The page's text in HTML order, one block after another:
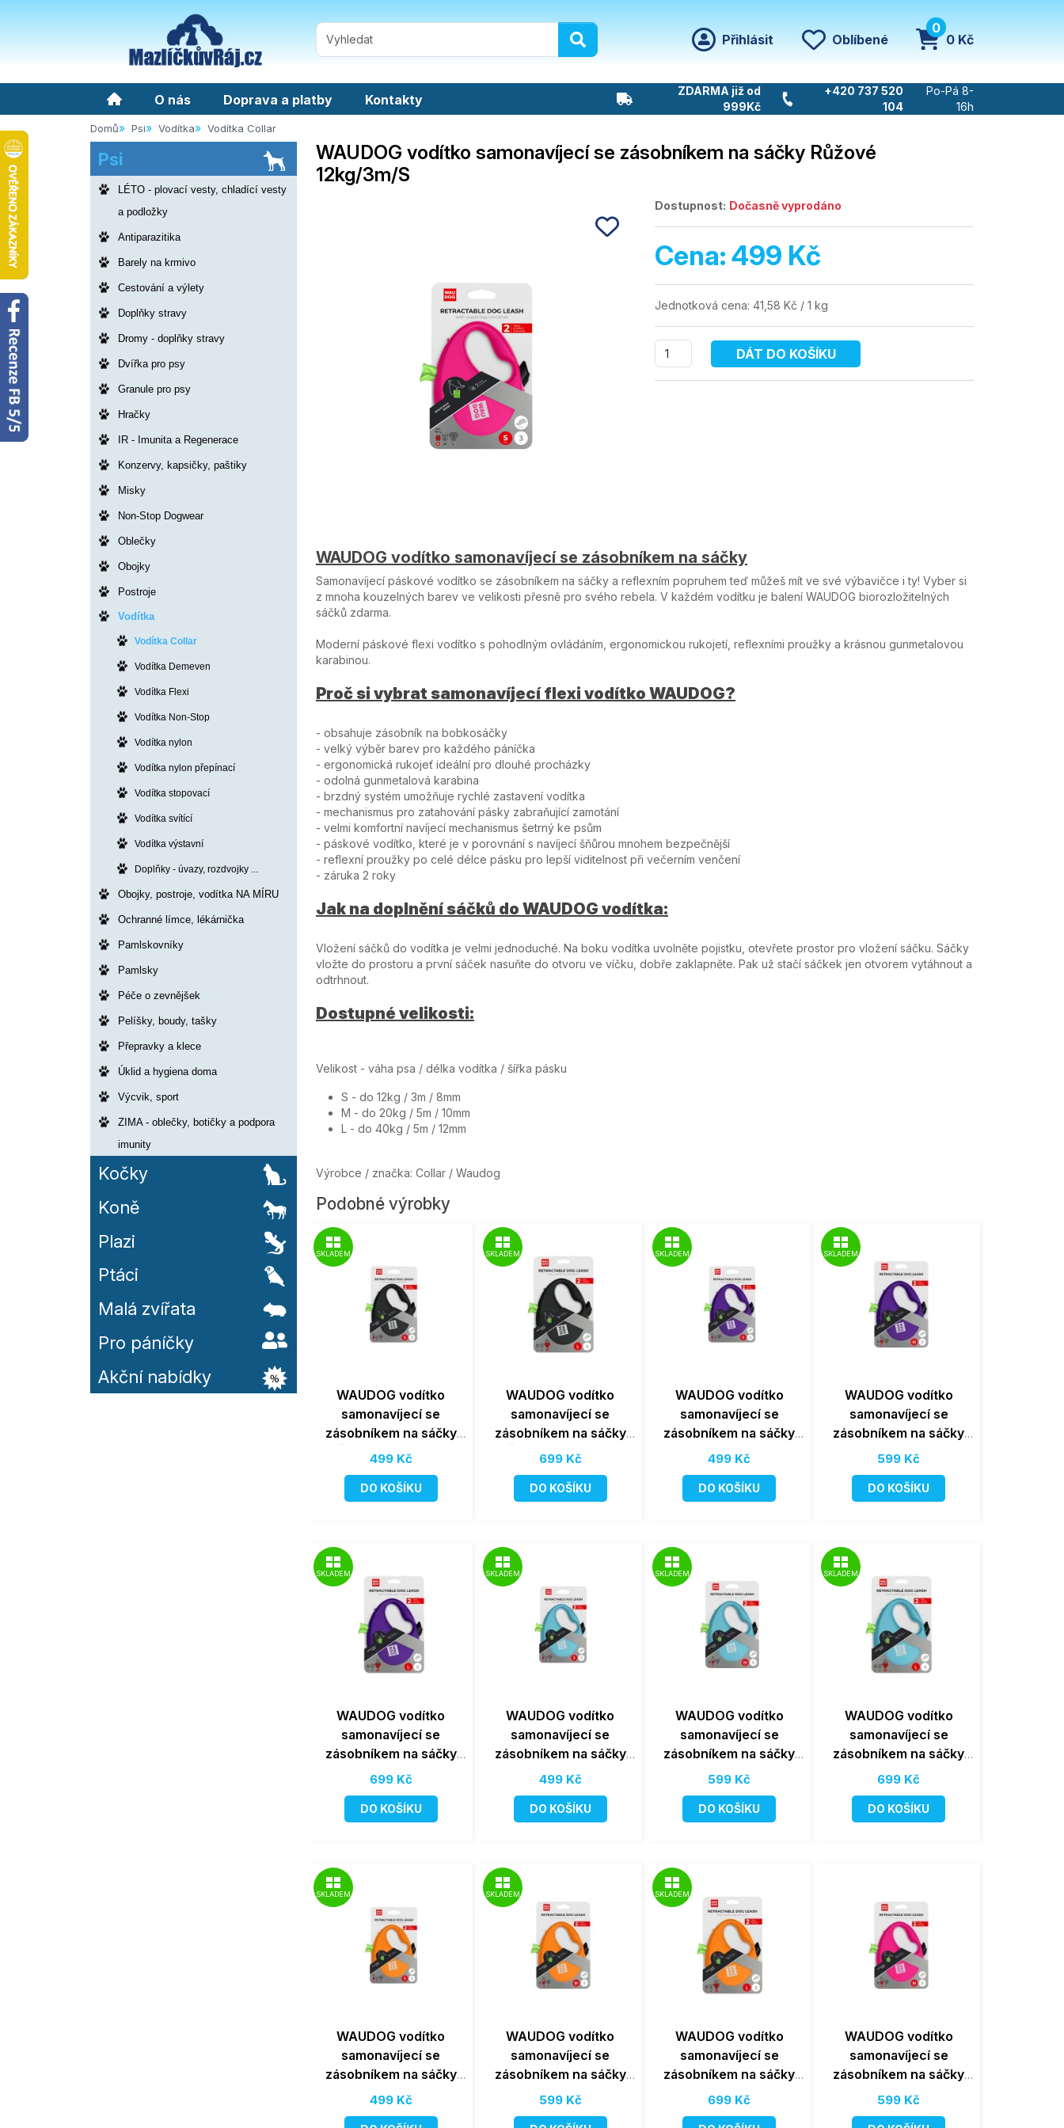
Přihlásit Oblíbené
0
0 Kč
O nás Doprava a platby Kontakty
ZDARMA již od
999Kč
+420 737 520
104
Po-Pá 8-
16h
Domů Psi Vodítka Vodítka Collar
Psi
LÉTO - plovací vesty, chladící vesty
a podložky
Antiparazitika
Barely na krmivo
Cestování a výlety
Doplňky stravy
Dromy - doplňky stravy
Dvířka pro psy
Granule pro psy
Hračky
IR - Imunita a Regenerace
Konzervy, kapsičky, paštiky
Misky
Non-Stop Dogwear
Oblečky
Obojky
Postroje
Vodítka
Vodítka Collar
Vodítka Demeven
Vodítka Flexi
Vodítka Non-Stop
Vodítka nylon
Vodítka nylon přepínací
Vodítka stopovací
Vodítka svítící
Vodítka výstavní
Doplňky - úvazy, rozdvojky ...
Obojky, postroje, vodítka NA MÍRU
Ochranné límce, lékárnička
Pamlskovníky
Pamlsky
Péče o zevnějšek
Pelíšky, boudy, tašky
Přepravky a klece
Úklid a hygiena doma
Výcvik, sport
ZIMA - oblečky, botičky a podpora
imunity
Kočky
Koně
Plazi
Ptáci
Malá zvířata
Pro páníčky
Akční nabídky
WAUDOG vodítko samonavíjecí se zásobníkem na sáčky Růžové
12kg/3m/S
Dostupnost: Dočasně vyprodáno
Cena:499 Kč
Jednotková cena: 41,58 Kč / 1 kg
DÁT DO KOŠÍKU
WAUDOG vodítko samonavíjecí se zásobníkem na sáčky
Samonavíjecí páskové vodítko se zásobníkem na sáčky a reflexním popruhem teď můžeš mít ve své výbavičce i ty! Vyber si
z mnoha kouzelných barev ve velikosti přesně pro svého rebela. V každém vodítku je balení WAUDOG biorozložitelných
sáčků zdarma.
Moderní páskové flexi vodítko s pohodlným ovládáním, ergonomickou rukojetí, reflexními proužky a krásnou gunmetalovou
karabinou.
Proč si vybrat samonavíjecí flexi vodítko WAUDOG?
- obsahuje zásobník na bobkosáčky
- velký výběr barev pro každého páníčka
- ergonomická rukojeť ideální pro dlouhé procházky
- odolná gunmetalová karabina
- brzdný systém umožňuje rychlé zastavení vodítka
- mechanismus pro zatahování pásky zabraňující zamotání
- velmi komfortní navíjecí mechanismus šetrný ke psům
- páskové vodítko, které je v porovnání s navíjecí šňůrou mnohem bezpečnější
- reflexní proužky po celé délce pásku pro lepší viditelnost při večerním venčení
- záruka 2 roky
Jak na doplnění sáčků do WAUDOG vodítka:
Vložení sáčků do vodítka je velmi jednoduché. Na boku vodítka uvolněte pojistku, otevřete prostor pro vložení sáčku. Sáčky
vložte do prostoru a první sáček nasuňte do otvoru ve víčku, dobře zaklapněte. Pak už stačí sáčkek jen otvorem vytáhnout a
odtrhnout.
Dostupné velikosti:
Velikost - váha psa / délka vodítka / šířka pásku
S - do 12kg / 3m / 8mm
M - do 20kg / 5m / 10mm
L - do 40kg / 5m / 12mm
Výrobce / značka: Collar / Waudog
Podobné výrobky
SKLADEM
WAUDOG vodítko
samonavíjecí se
zásobníkem na sáčky
Černé 12kg/3m/S
499 Kč
DO KOŠÍKU
SKLADEM
WAUDOG vodítko
samonavíjecí se
zásobníkem na sáčky
Černé 40kg/5m/L
699 Kč
DO KOŠÍKU
SKLADEM
WAUDOG vodítko
samonavíjecí se
zásobníkem na sáčky
Fialové 12kg/3m/S
499 Kč
DO KOŠÍKU
SKLADEM
WAUDOG vodítko
samonavíjecí se
zásobníkem na sáčky
Fialové 20kg/5m/M
599 Kč
DO KOŠÍKU
SKLADEM
WAUDOG vodítko
samonavíjecí se
zásobníkem na sáčky
Fialové 40kg/5m/L
699 Kč
DO KOŠÍKU
SKLADEM
WAUDOG vodítko
samonavíjecí se
zásobníkem na sáčky
Modré 12kg/3m/S
499 Kč
DO KOŠÍKU
SKLADEM
WAUDOG vodítko
samonavíjecí se
zásobníkem na sáčky
Modré 20kg/5m/M
599 Kč
DO KOŠÍKU
SKLADEM
WAUDOG vodítko
samonavíjecí se
zásobníkem na sáčky
Modré 40kg/5m/L
699 Kč
DO KOŠÍKU
SKLADEM
WAUDOG vodítko
samonavíjecí se
zásobníkem na sáčky
Oranžové 12kg/3m/S
499 Kč
SKLADEM
WAUDOG vodítko
samonavíjecí se
zásobníkem na sáčky
Oranžové 20kg/5m/M
599 Kč
SKLADEM
WAUDOG vodítko
samonavíjecí se
zásobníkem na sáčky
Oranžové 40kg/5m/L
699 Kč
WAUDOG vodítko
samonavíjecí se
zásobníkem na sáčky
Růžové 20kg/5m/M
599 Kč